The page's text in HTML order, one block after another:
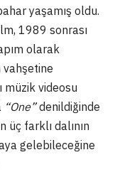
yaşamış oldu.
1989 sonrası
olarak
vahşetine
müzik videosu
“One”denildiğinde
farklı dalının
gelebileceğine